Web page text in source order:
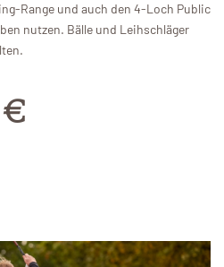
Range und auch den 4-Loch Public
nutzen. Bälle und Leihschläger